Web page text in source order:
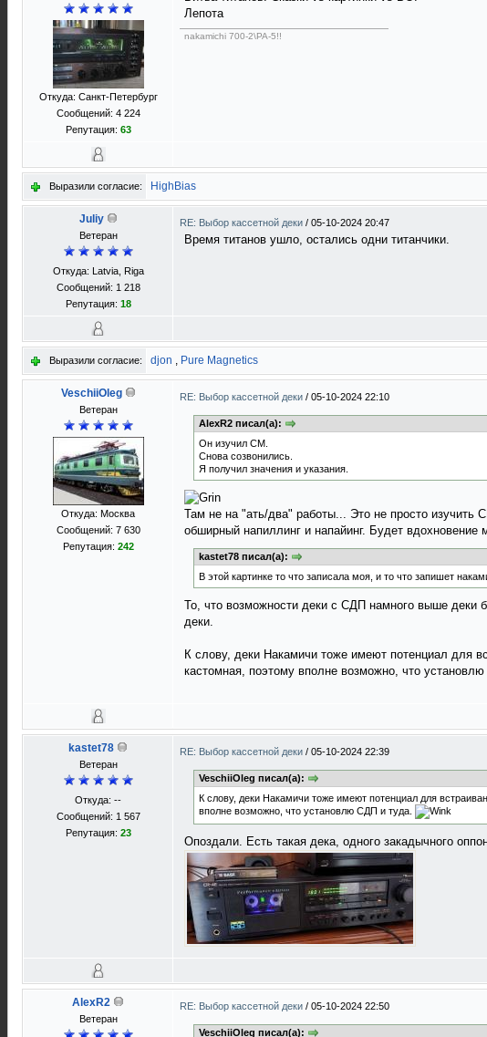
Откуда: Санкт-Петербург
Сообщений: 4 224
Репутация: 63
Лепота
nakamichi 700-2\PA-5!!
Выразили согласие: HighBias
Juliy
Ветеран
Откуда: Latvia, Riga
Сообщений: 1 218
Репутация: 18
RE: Выбор кассетной деки / 05-10-2024 20:47
Время титанов ушло, остались одни титанчики.
Выразили согласие: djon , Pure Magnetics
VeschiiOleg
Ветеран
Откуда: Москва
Сообщений: 7 630
Репутация: 242
RE: Выбор кассетной деки / 05-10-2024 22:10
AlexR2 писал(а):
Он изучил СМ.
Снова созвонились.
Я получил значения и указания.
Там не на "ать/два" работы... Это не просто изучить
обширный напиллинг и напайинг. Будет
kastet78 писал(а):
В этой картинке то что записала моя, и то что запишет
То, что возможности деки с СДП намного выше деки
деки.
К слову, деки Накамичи тоже имеют потенциал для
кастомная, поэтому вполне возможно, что
kastet78
Ветеран
Откуда: --
Сообщений: 1 567
Репутация: 23
RE: Выбор кассетной деки / 05-10-2024 22:39
VeschiiOleg писал(а):
К слову, деки Накамичи тоже имеют потенциал для
вполне возможно, что установлю СДП и туда.
Опоздали. Есть такая дека, одного закадычного
AlexR2
Ветеран
RE: Выбор кассетной деки / 05-10-2024 22:50
VeschiiOleg писал(а):